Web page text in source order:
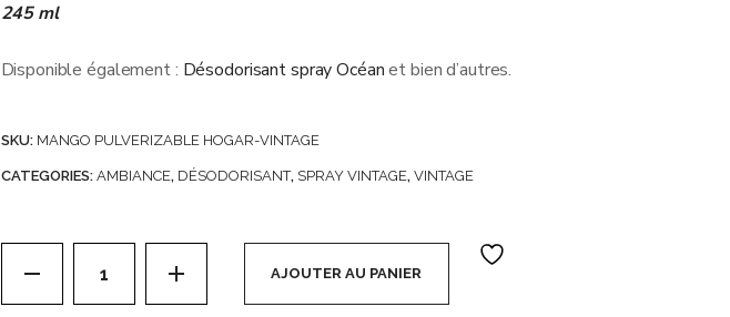
245 ml
Disponible également : Désodorisant spray Océanet bien d’autres.
SKU: MANGO PULVERIZABLE HOGAR-VINTAGE
CATEGORIES: AMBIANCE, DÉSODORISANT, SPRAY VINTAGE, VINTAGE
Carton de 12 Sprays Vintage (soit 1,40€ l'unité) - Mangue quantity
AJOUTER AU PANIER